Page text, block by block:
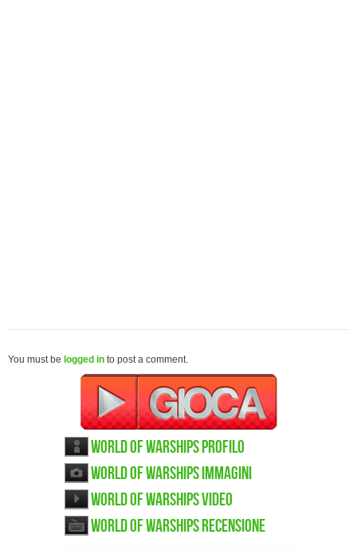
You must be logged in to post a comment.
World of Warships Profilo
World of Warships immagini
World of Warships video
World of Warships recensione